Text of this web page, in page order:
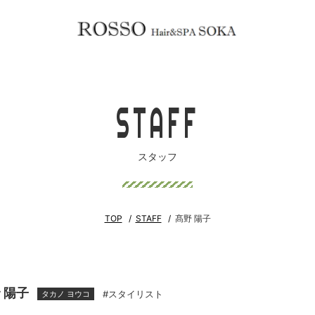
STAFF
スタッフ
TOP STAFF 髙野 陽子
陽子 タカノ ヨウコ #スタイリスト